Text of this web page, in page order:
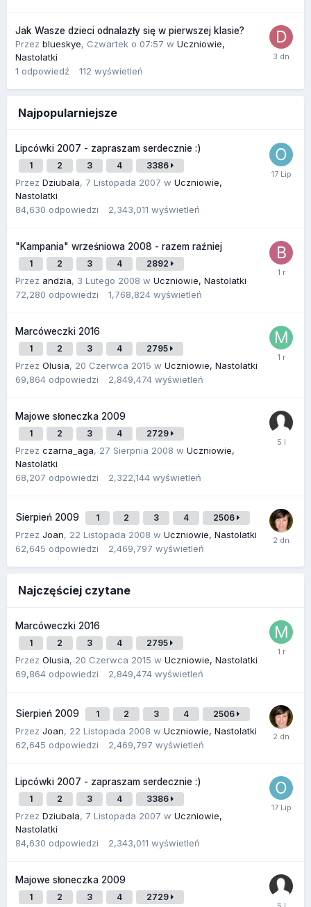
Jak Wasze dzieci odnalazły się w pierwszej klasie?
Przez blueskye, Czwartek o 07:57 w Uczniowie,
Nastolatki
1 odpowiedź 112 wyświetleń
Najpopularniejsze
Lipcówki 2007 - zapraszam serdecznie :)
1 2 3 4 3386
Przez Dziubala, 7 Listopada 2007 w Uczniowie,
Nastolatki
84,630 odpowiedzi 2,343,011 wyświetleń
"Kampania" wrześniowa 2008 - razem raźniej
1 2 3 4 2892
Przez andzia, 3 Lutego 2008 w Uczniowie, Nastolatki
72,280 odpowiedzi 1,768,824 wyświetleń
Marcóweczki 2016
1 2 3 4 2795
Przez Olusia, 20 Czerwca 2015 w Uczniowie, Nastolatki
69,864 odpowiedzi 2,849,474 wyświetleń
Majowe słoneczka 2009
1 2 3 4 2729
Przez czarna_aga, 27 Sierpnia 2008 w Uczniowie,
Nastolatki
68,207 odpowiedzi 2,322,144 wyświetleń
Sierpień 2009 1 2 3 4 2506
Przez Joan, 22 Listopada 2008 w Uczniowie, Nastolatki
62,645 odpowiedzi 2,469,797 wyświetleń
Najczęściej czytane
Marcóweczki 2016
1 2 3 4 2795
Przez Olusia, 20 Czerwca 2015 w Uczniowie, Nastolatki
69,864 odpowiedzi 2,849,474 wyświetleń
Sierpień 2009 1 2 3 4 2506
Przez Joan, 22 Listopada 2008 w Uczniowie, Nastolatki
62,645 odpowiedzi 2,469,797 wyświetleń
Lipcówki 2007 - zapraszam serdecznie :)
1 2 3 4 3386
Przez Dziubala, 7 Listopada 2007 w Uczniowie,
Nastolatki
84,630 odpowiedzi 2,343,011 wyświetleń
Majowe słoneczka 2009
1 2 3 4 2729